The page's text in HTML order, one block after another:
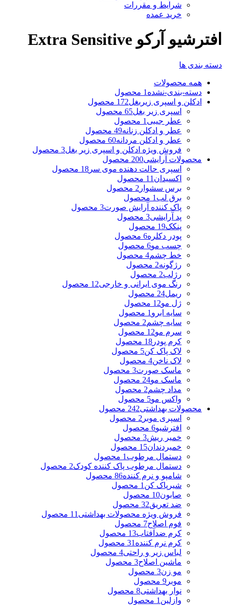
شرایط و مقررات
خرید عمده
افترشیو آرکو Extra Sensitive
دسته بندی ها
همه محصولات
دسته-بندی-نشده 1 محصول
ادکلن و اسپری زیربغل172 محصول
اسپری زیر بغل65 محصول
عطر جیبی 1 محصول
عطر و ادکلن زنانه49 محصول
عطر و ادکلن مردانه60 محصول
فروش ویژه ادکلن و اسپری زیر بغل3 محصول
محصولات آرایشی200 محصول
اسپری حالت دهنده موی سر 18 محصول
اکسیدان 11 محصول
برس سشوار 2 محصول
برق لب 1 محصول
پاک کننده آرایش صورت3 محصول
پد آرایشی3 محصول
پنکک19 محصول
پودر دکلره6 محصول
چسب مو6 محصول
خط چشم4 محصول
رژگونه2 محصول
رژلب2 محصول
رنگ موی ایرانی و خارجی12 محصول
ریمل24 محصول
ژل مو12 محصول
سایه ابرو 1 محصول
سایه چشم2 محصول
سرم مو12 محصول
کرم پودر 18 محصول
لاک پاک کن5 محصول
لاک ناخن4 محصول
ماسک صورت3 محصول
ماسک مو24 محصول
مداد چشم2 محصول
واکس مو5 محصول
محصولات بهداشتی242 محصول
اسپری موبر 2 محصول
افترشیو6 محصول
خمیر ریش3 محصول
خمیردندان15 محصول
دستمال مرطوب 1 محصول
دستمال مرطوب پاک کننده کودک2 محصول
شامپو و نرم کننده86 محصول
شیرپاک کن 1 محصول
صابون10 محصول
ضد تعریق32 محصول
فروش ویژه محصولات بهداشتی 11 محصول
فوم اصلاح7 محصول
کرم ضدآفتاب13 محصول
کرم نرم کننده 31 محصول
لباس زیر و راحتی4 محصول
ماشین اصلاح3 محصول
مو زن3 محصول
موبر 9 محصول
نوار بهداشتی8 محصول
وازلین 1 محصول